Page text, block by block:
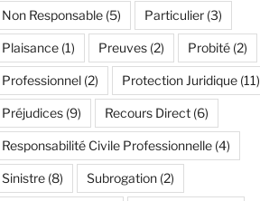
Non Responsable(5) Particulier(3)
Plaisance(1) Preuves(2) Probité(2)
Professionnel(2) Protection Juridique(11)
Préjudices(9) Recours Direct(6)
Responsabilité Civile Professionnelle(4)
Sinistre(8) Subrogation(2)